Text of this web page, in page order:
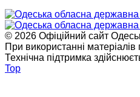
© 2026 Офіційний сайт
При використанні
Технічна підтримка
Top